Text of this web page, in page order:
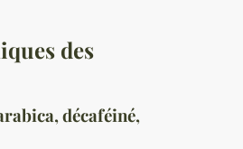
des
décaféiné,